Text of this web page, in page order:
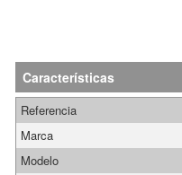
Características
Referencia
Marca
Modelo